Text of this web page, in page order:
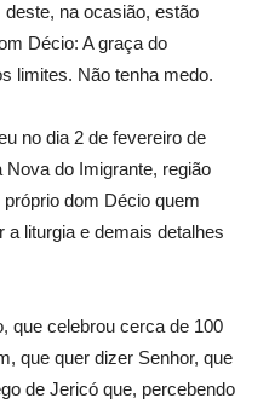
na ocasião, estão
Décio: A graça do
limites. Não tenha medo.
no dia 2 de fevereiro de
Nova do Imigrante, região
dom Décio quem
a liturgia e demais detalhes
que celebrou cerca de 100
que quer dizer Senhor, que
de Jericó que, percebendo